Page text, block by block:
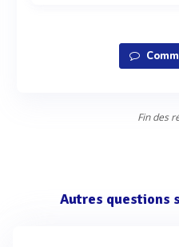
Fin des
Autres questions